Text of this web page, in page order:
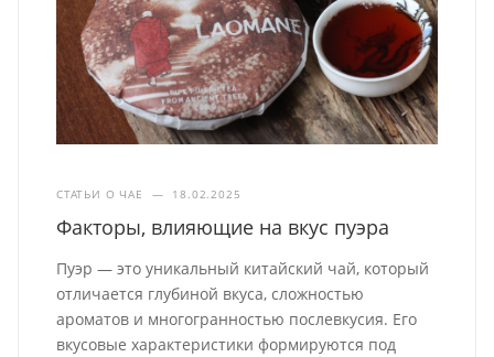
СТАТЬИ О ЧАЕ — 18.02.2025
Факторы, влияющие на вкус пуэра
Пуэр — это уникальный китайский чай, который
отличается глубиной вкуса, сложностью
ароматов и многогранностью послевкусия. Его
вкусовые характеристики формируются под